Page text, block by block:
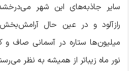
سایر جاذبه‌های این شهر
رازآلود و در عین حال
میلیون‌ها ستاره در آسمانی صاف و
نور ماه زیباتر از همیشه به نظر